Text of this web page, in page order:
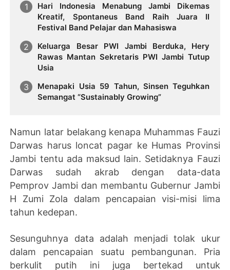
Hari Indonesia Menabung Jambi Dikemas
Kreatif, Spontaneus Band Raih Juara II
Festival Band Pelajar dan Mahasiswa
Keluarga Besar PWI Jambi Berduka, Hery
Rawas Mantan Sekretaris PWI Jambi Tutup
Usia
Menapaki Usia 59 Tahun, Sinsen Teguhkan
Semangat “Sustainably Growing”
Namun latar belakang kenapa Muhammas Fauzi
Darwas harus loncat pagar ke Humas Provinsi
Jambi tentu ada maksud lain. Setidaknya Fauzi
Darwas sudah akrab dengan data-data
Pemprov Jambi dan membantu Gubernur Jambi
H Zumi Zola dalam pencapaian visi-misi lima
tahun kedepan.
Sesunguhnya data adalah menjadi tolak ukur
dalam pencapaian suatu pembangunan. Pria
berkulit putih ini juga bertekad untuk